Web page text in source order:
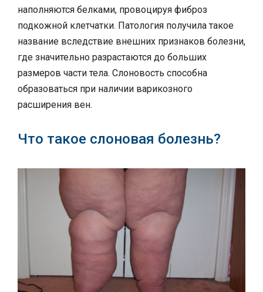
наполняются белками, провоцируя фиброз
подкожной клетчатки. Патология получила такое
название вследствие внешних признаков болезни,
где значительно разрастаются до больших
размеров части тела. Слоновость способна
образоваться при наличии варикозного
расширения вен.
Что такое слоновая болезнь?